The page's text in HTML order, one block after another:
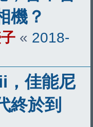
機？
« 2018-
，佳能尼
終於到